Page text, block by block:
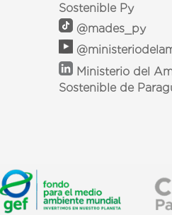
Sostenible Py
@mades_py
Ministerio del
Sostenible de